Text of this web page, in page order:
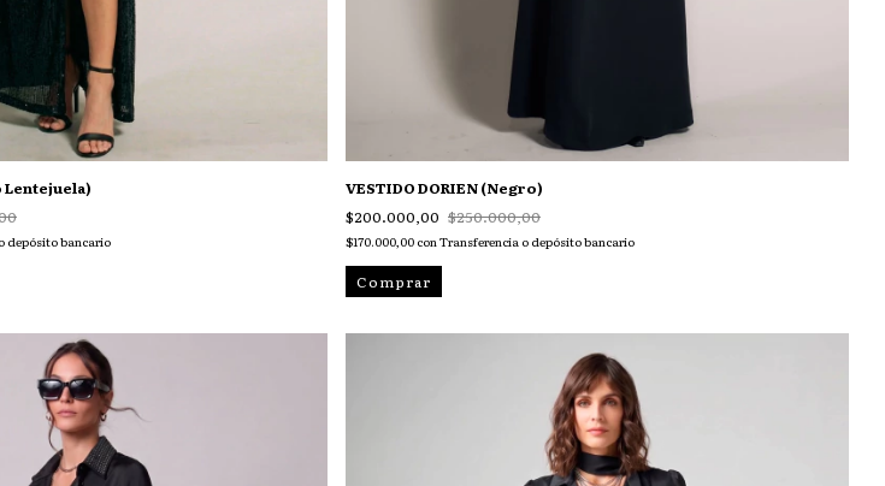
Lentejuela)
depósito bancario
VESTIDO DORIEN (Negro)
$200.000,00 $250.000,00
$170.000,00 conTransferencia o depósito bancario
Comprar